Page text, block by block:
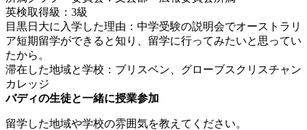
英検取得級：3級
目黒日大に入学した理由：中学受験の説明会でオーストラリ
ア短期留学ができると知り、留学に行ってみたいと思ってい
たから。
滞在した地域と学校：ブリスベン、グローブスクリスチャン
カレッジ
バディの生徒と一緒に授業参加
留学した地域や学校の雰囲気を教えてください。